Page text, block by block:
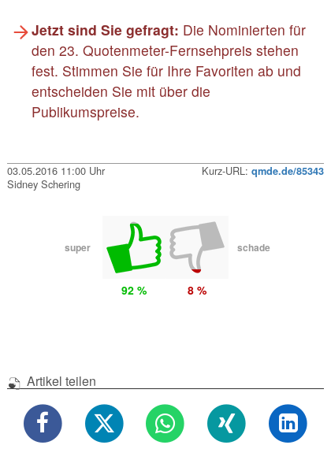
Jetzt sind Sie gefragt: Die Nominierten für
den 23. Quotenmeter-Fernsehpreis stehen
fest. Stimmen Sie für Ihre Favoriten ab und
entscheiden Sie mit über die
Publikumspreise.
03.05.2016 11:00 Uhr Kurz-URL: qmde.de/85343
Sidney Schering
super schade
92 % 8 %
Artikel teilen